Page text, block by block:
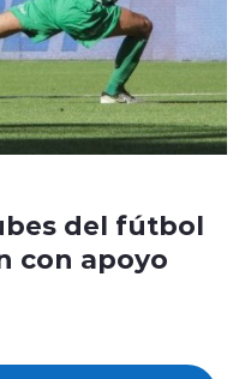
del fútbol
con apoyo